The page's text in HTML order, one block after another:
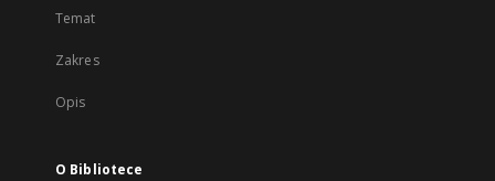
Temat
Zakres
Opis
O Bibliotece